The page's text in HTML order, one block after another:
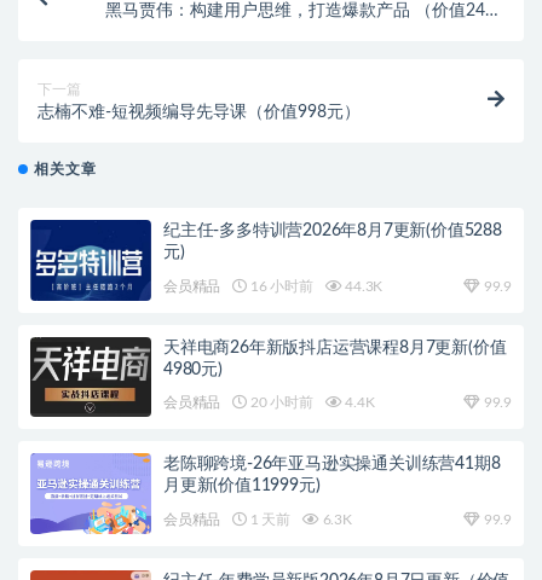
黑马贾伟：构建用户思维，打造爆款产品 （价值2400
下一篇
志楠不难-短视频编导先导课（价值998元）
相关文章
纪主任-多多特训营2026年8月7更新(价值5288
元)
会员精品 16 小时前 44.3K 99.9
天祥电商26年新版抖店运营课程8月7更新(价值
4980元)
会员精品 20 小时前 4.4K 99.9
老陈聊跨境-26年亚马逊实操通关训练营41期8
月更新(价值11999元)
会员精品 1 天前 6.3K 99.9